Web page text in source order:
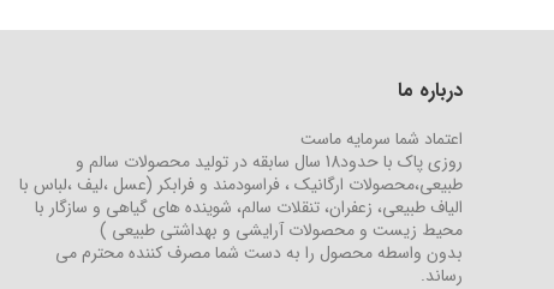
درباره ما
اعتماد شما سرمایه ماست
روزی پاک با حدود18 سال سابقه در تولید محصولات سالم و
طبیعی،محصولات ارگانیک ، فراسودمند و فرابکر (عسل ،لیف ،لباس با
الیاف طبیعی، زعفران، تنقلات سالم، شوینده های گیاهی و سازگار با
محیط زیست و محصولات آرایشی و بهداشتی طبیعی )
بدون واسطه محصول را به دست شما مصرف کننده محترم می
رساند.